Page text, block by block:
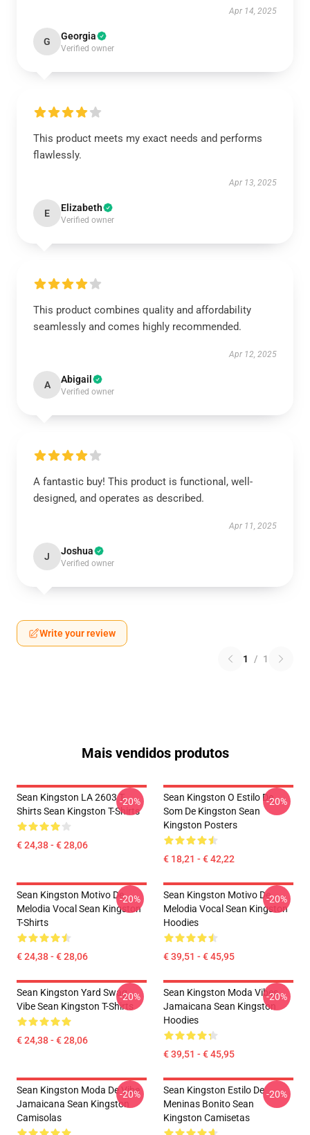
Apr 14, 2025
G Georgia
Verified owner
This product meets my exact needs and performs
flawlessly.
Apr 13, 2025
E Elizabeth
Verified owner
This product combines quality and affordability
seamlessly and comes highly recommended.
Apr 12, 2025
A Abigail
Verified owner
A fantastic buy! This product is functional, well-
designed, and operates as described.
Apr 11, 2025
J Joshua
Verified owner
Write your review
1 / 1
Mais vendidos produtos
Sean Kingston LA 2603 T-
Shirts Sean Kingston T-Shirts
€ 24,38 - € 28,06
-20%
Sean Kingston O Estilo De
Som De Kingston Sean
Kingston Posters
€ 18,21 - € 42,22
-20%
Sean Kingston Motivo De
Melodia Vocal Sean Kingston
T-Shirts
€ 24,38 - € 28,06
-20%
Sean Kingston Motivo De
Melodia Vocal Sean Kingston
Hoodies
€ 39,51 - € 45,95
-20%
Sean Kingston Yard Swag
Vibe Sean Kingston T-Shirts
€ 24,38 - € 28,06
-20%
Sean Kingston Moda Vibes
Jamaicana Sean Kingston
Hoodies
€ 39,51 - € 45,95
-20%
Sean Kingston Moda De Vibe
Jamaicana Sean Kingston
Camisolas
-20%
Sean Kingston Estilo De
Meninas Bonito Sean
Kingston Camisetas
-20%